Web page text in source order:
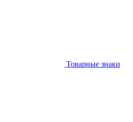
Товарные знаки